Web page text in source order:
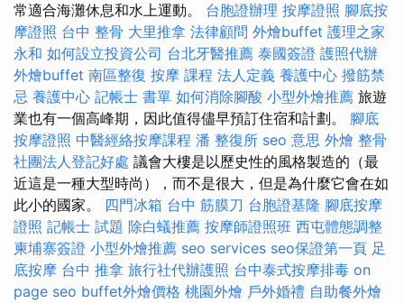
常適合海灘休息和水上運動。 台胞證辦理 按摩證照 腳底按
摩證照 台中 整骨 大里推拿 法律顧問 外燴buffet 護理之家
永和 如何設立投資公司 台北牙醫推薦 泰國簽證 護照代辦
外燴buffet 南區整復 按摩 課程 法人定義 養護中心 撥筋禁
忌 養護中心 記帳士 書單 如何消除腳酸 小型外燴推薦 旅遊
業也有一個高峰期，因此值得儘早預訂住宿和計劃。 腳底
按摩證照 中醫經絡按摩課程 潘 整復所 seo 意思 外燴 整骨
社團法人登記好處 議會大樓是以歷史性的風格製造的（最
近這是一種大型時尚），而不是很大，但是為什麼它會在如
此小的國家。 四門冰箱 台中 筋膜刀 台胞證基隆 腳底按摩
證照 記帳士 試題 除白蟻推薦 按摩師證照班 西屯體態調整
柬埔寨簽證 小型外燴推薦 seo services seo保證第一頁 足
底按摩 台中 推拿 旅行社代辦護照 台中泰式按摩排毒 on
page seo buffet外燴價格 桃園外燴 戶外婚禮 自助餐外燴